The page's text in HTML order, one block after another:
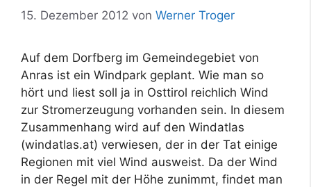
15. Dezember 2012 von Werner Troger
Auf dem Dorfberg im Gemeindegebiet von
Anras ist ein Windpark geplant. Wie man so
hört und liest soll ja in Osttirol reichlich Wind
zur Stromerzeugung vorhanden sein. In diesem
Zusammenhang wird auf den Windatlas
(windatlas.at) verwiesen, der in der Tat einige
Regionen mit viel Wind ausweist. Da der Wind
in der Regel mit der Höhe zunimmt, findet man